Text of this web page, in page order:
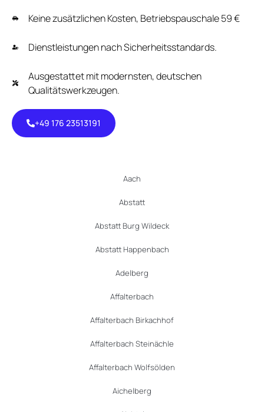
Keine zusätzlichen Kosten, Betriebspauschale 59 €
Dienstleistungen nach Sicherheitsstandards.
Ausgestattet mit modernsten, deutschen
Qualitätswerkzeugen.
+49 176 23513191
Aach
Abstatt
Abstatt Burg Wildeck
Abstatt Happenbach
Adelberg
Affalterbach
Affalterbach Birkachhof
Affalterbach Steinächle
Affalterbach Wolfsölden
Aichelberg